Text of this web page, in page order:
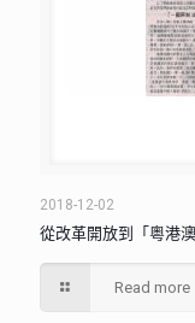
2018-12-02
從改革開放到「粵港
Read more